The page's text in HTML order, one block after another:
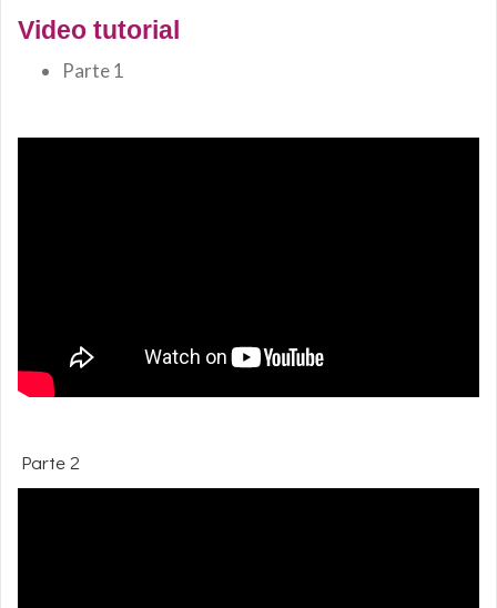
Video tutorial
Parte 1
Parte 2